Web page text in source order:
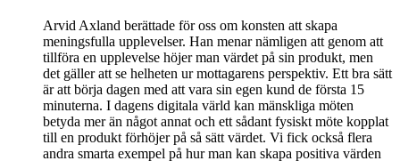
Arvid Axland berättade för oss om konsten att skapa
meningsfulla upplevelser. Han menar nämligen att genom att
tillföra en upplevelse höjer man värdet på sin produkt, men
det gäller att se helheten ur mottagarens perspektiv. Ett bra sätt
är att börja dagen med att vara sin egen kund de första 15
minuterna. I dagens digitala värld kan mänskliga möten
betyda mer än något annat och ett sådant fysiskt möte kopplat
till en produkt förhöjer på så sätt värdet. Vi fick också flera
andra smarta exempel på hur man kan skapa positiva värden